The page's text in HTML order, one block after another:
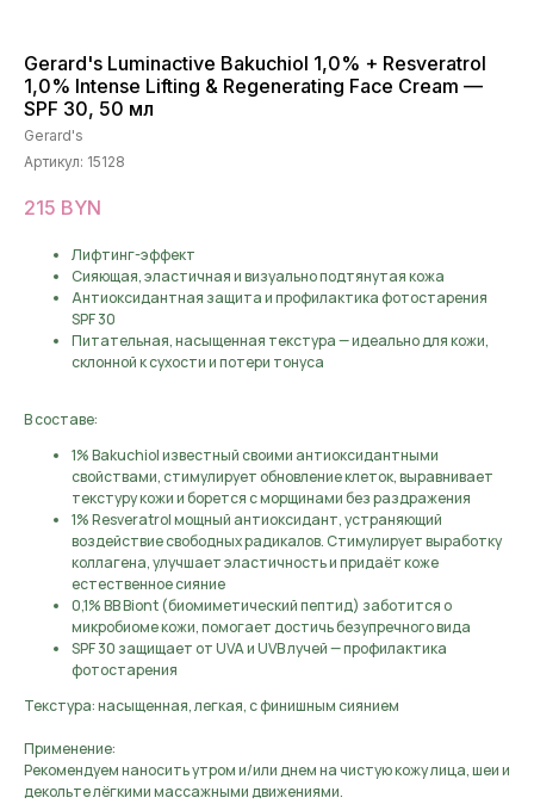
Gerard's Luminactive Bakuchiol 1,0% + Resveratrol
1,0% Intense Lifting & Regenerating Face Cream —
SPF 30, 50 мл
Gerard's
Артикул: 15128
215 BYN
Лифтинг-эффект
Сияющая, эластичная и визуально подтянутая кожа
Антиоксидантная защита и профилактика фотостарения
SPF 30
Питательная, насыщенная текстура — идеально для кожи,
склонной к сухости и потери тонуса
В составе:
1% Bakuchiol известный своими антиоксидантными
свойствами, стимулирует обновление клеток, выравнивает
текстуру кожи и борется с морщинами без раздражения
1% Resveratrol мощный антиоксидант, устраняющий
воздействие свободных радикалов. Стимулирует выработку
коллагена, улучшает эластичность и придаёт коже
естественное сияние
0,1% BB Biont (биомиметический пептид) заботится о
микробиоме кожи, помогает достичь безупречного вида
SPF 30 защищает от UVA и UVB лучей — профилактика
фотостарения
Текстура: насыщенная, легкая, с финишным сиянием
Применение:
Рекомендуем наносить утром и/или днем на чистую кожу лица, шеи и
декольте лёгкими массажными движениями.